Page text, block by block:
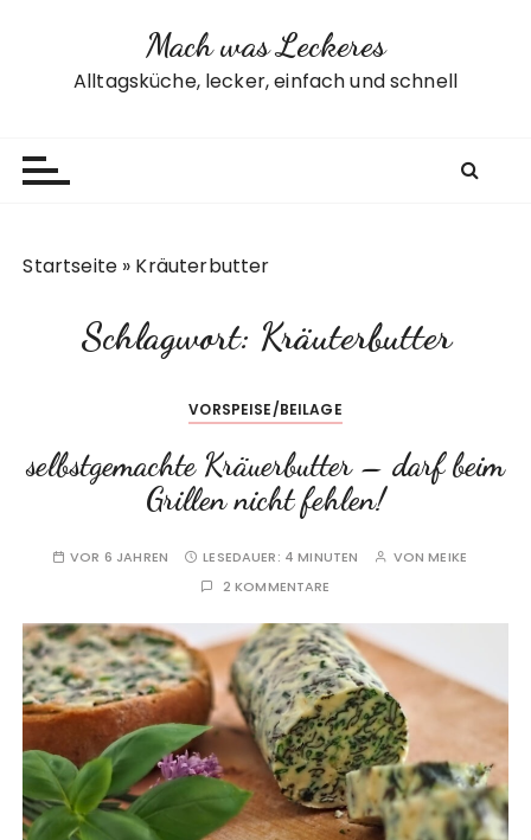
Mach was Leckeres
Alltagsküche, lecker, einfach und schnell
Startseite » Kräuterbutter
Schlagwort: Kräuterbutter
VORSPEISE/BEILAGE
selbstgemachte Kräuerbutter – darf beim
Grillen nicht fehlen!
VOR 6 JAHREN LESEDAUER: 4 MINUTEN VONMEIKE
2 KOMMENTARE